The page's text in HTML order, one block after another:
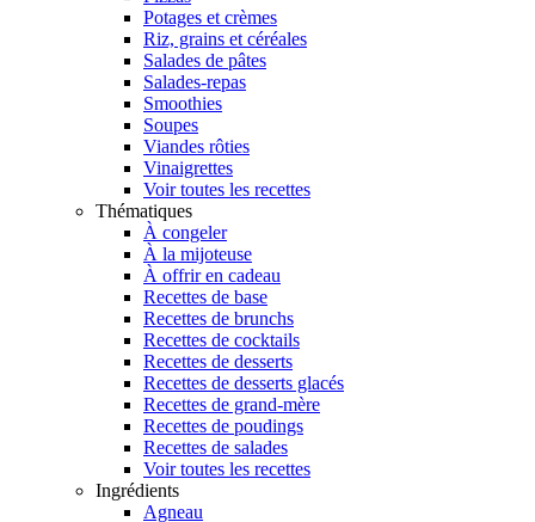
Potages et crèmes
Riz, grains et céréales
Salades de pâtes
Salades-repas
Smoothies
Soupes
Viandes rôties
Vinaigrettes
Voir toutes les recettes
Thématiques
À congeler
À la mijoteuse
À offrir en cadeau
Recettes de base
Recettes de brunchs
Recettes de cocktails
Recettes de desserts
Recettes de desserts glacés
Recettes de grand-mère
Recettes de poudings
Recettes de salades
Voir toutes les recettes
Ingrédients
Agneau